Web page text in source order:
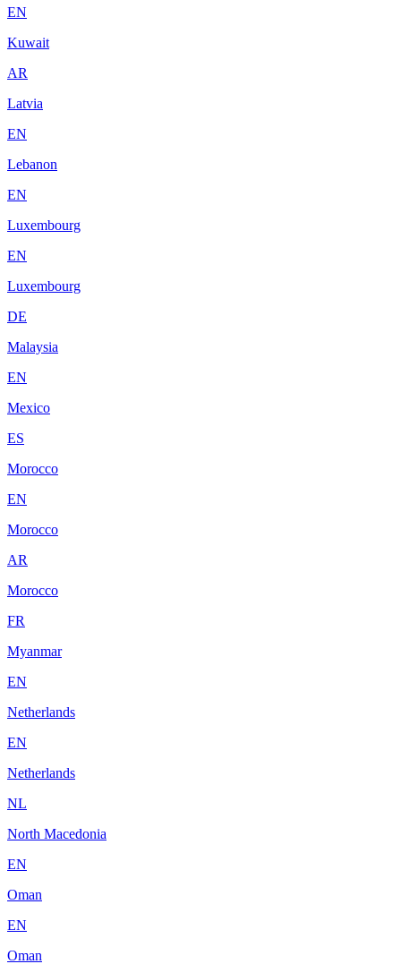
EN
Kuwait
AR
Latvia
EN
Lebanon
EN
Luxembourg
EN
Luxembourg
DE
Malaysia
EN
Mexico
ES
Morocco
EN
Morocco
AR
Morocco
FR
Myanmar
EN
Netherlands
EN
Netherlands
NL
North Macedonia
EN
Oman
EN
Oman